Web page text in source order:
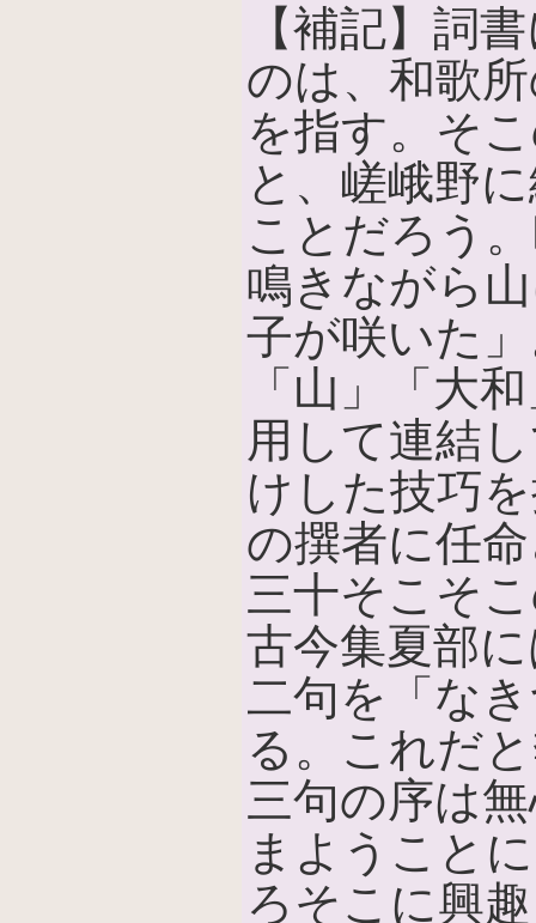
【補記】詞
のは、和歌
を指す。そ
と、嵯峨野
ことだろう
鳴きながら
子が咲いた
「山」「大
用して連結
けした技巧
の撰者に任
三十そこそ
古今集夏部
二句を「な
る。これだ
三句の序は
まようこと
ろそこに興